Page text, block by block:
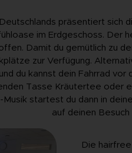
präsentiert sich
im Erdgeschoss. Der
Damit du gemütlich zu
zur Verfügung.
du kannst dein Fahrrad
Tasse Kräutertee oder
Musik startest du dann in
auf deinen
Die